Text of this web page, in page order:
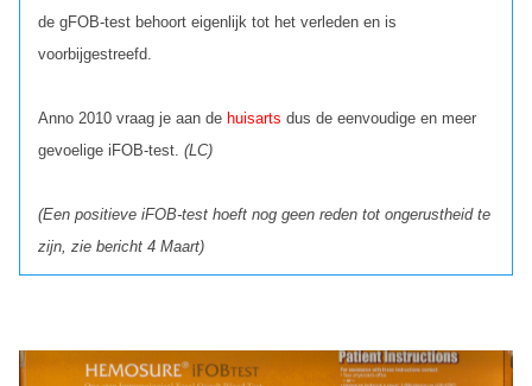
de gFOB-test behoort eigenlijk tot het verleden en is
voorbijgestreefd.
Anno 2010 vraag je aan de huisarts dus de eenvoudige en meer
gevoelige iFOB-test. (LC)
(Een positieve iFOB-test hoeft nog geen reden tot ongerustheid te
zijn, zie bericht 4 Maart)